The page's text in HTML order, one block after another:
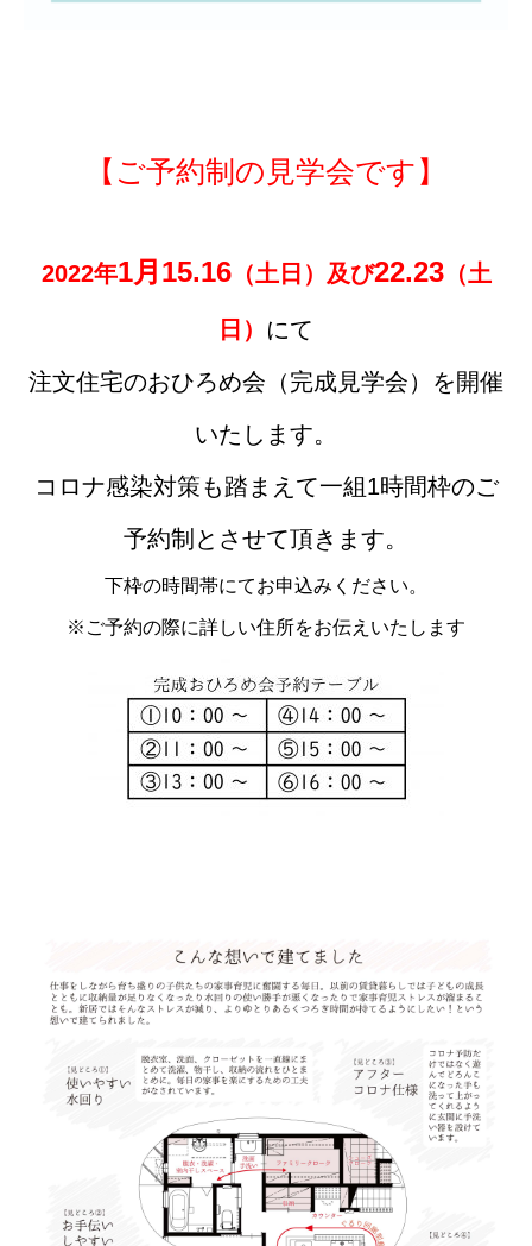
【ご予約制の見学会です】
2022年1月15.16（土日）及び22.23（土
日） にて
注文住宅のおひろめ会（完成見学会）を開催
いたします。
コロナ感染対策も踏まえて一組1時間枠のご
予約制とさせて頂きます。
下枠の時間帯にてお申込みください。
※ご予約の際に詳しい住所をお伝えいたします